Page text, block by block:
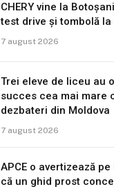
CHERY vine la
test drive și tombolă la
7 august 2026
Trei eleve de liceu au
succes cea mai mare
dezbateri din Moldova
7 august 2026
APCE o avertizează
că un ghid prost